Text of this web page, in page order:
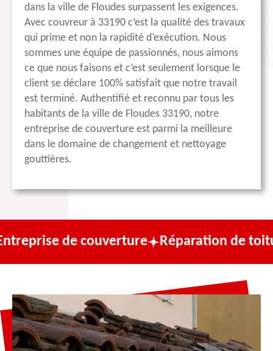
dans la ville de Floudes surpassent les exigences.
Avec couvreur à 33190 c’est la qualité des travaux
qui prime et non la rapidité d’exécution. Nous
sommes une équipe de passionnés, nous aimons
ce que nous faisons et c’est seulement lorsque le
client se déclare 100% satisfait que notre travail
est terminé. Authentifié et reconnu par tous les
habitants de la ville de Floudes 33190, notre
entreprise de couverture est parmi la meilleure
dans le domaine de changement et nettoyage
gouttières.
couverture Réparation de toiture